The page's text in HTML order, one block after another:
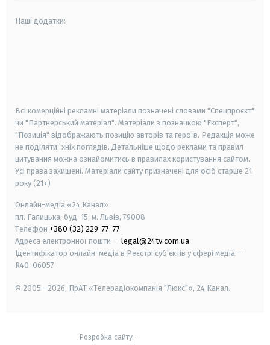
Наші додатки:
Всі комерційні рекламні матеріали позначені словами "Спецпроєкт"
чи "Партнерський матеріал". Матеріали з позначкою "Експерт",
"Позиція" відображають позицію авторів та героїв. Редакція може
не поділяти їхніх поглядів. Детальніше щодо реклами та правил
цитування можна ознайомитись в правилах користування сайтом.
Усі права захищені. Матеріали сайту призначені для осіб старше 21
року (21+)
Онлайн-медіа «24 Канал»
пл. Галицька, буд. 15, м. Львів, 79008
Телефон +380 (32) 229-77-77
Адреса електронної пошти — legal@24tv.com.ua
Ідентифікатор онлайн-медіа в Реєстрі суб'єктів у сфері медіа —
R40-06057
© 2005—2026, ПрАТ «Телерадіокомпанія "Люкс"», 24 Канал.
Розробка сайту-